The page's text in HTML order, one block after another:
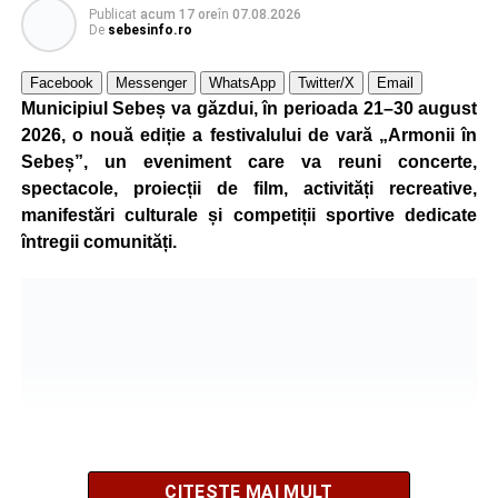
Polițiștii au deschis un dosar penal și continuă cercetările
pentru vătămare corporală din culpă, urmând să
stabilească toate împrejurările în care s-a produs
accidentul.
Adaugă-ne ca sursă preferată
Regelui. Intervin pompierii din Sebeș
Publicat acum 17 oreîn 07.08.2026
De sebesinfo.ro
Facebook Messenger WhatsApp Twitter/X Email
Municipiul Sebeș va găzdui, în perioada 21–30 august
2026, o nouă ediție a festivalului de vară „Armonii în
Sebeș”, un eveniment care va reuni concerte,
spectacole, proiecții de film, activități recreative,
manifestări culturale și competiții sportive dedicate
întregii comunități.
CITEȘTE MAI MULT